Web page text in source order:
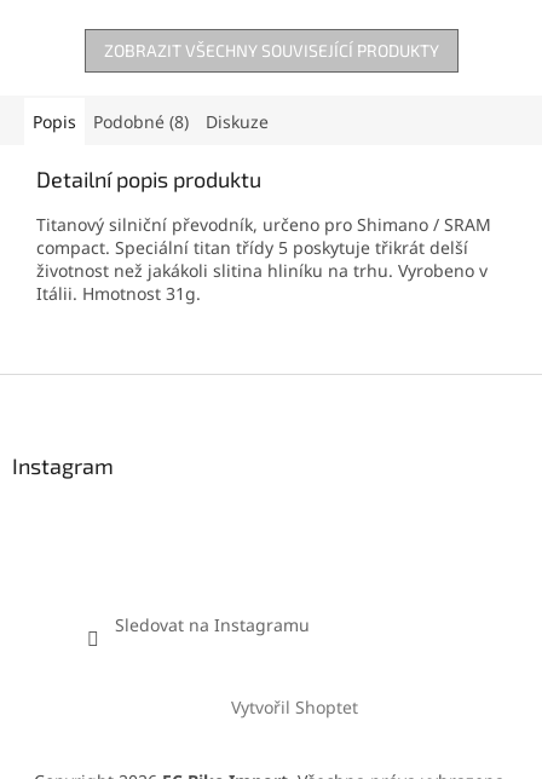
ZOBRAZIT VŠECHNY SOUVISEJÍCÍ PRODUKTY
Popis Podobné (8) Diskuze
Detailní popis produktu
Titanový silniční převodník, určeno pro Shimano / SRAM
compact. Speciální titan třídy 5 poskytuje třikrát delší
životnost než jakákoli slitina hliníku na trhu. Vyrobeno v
Itálii. Hmotnost 31g.
Instagram
Sledovat na Instagramu
Vytvořil Shoptet